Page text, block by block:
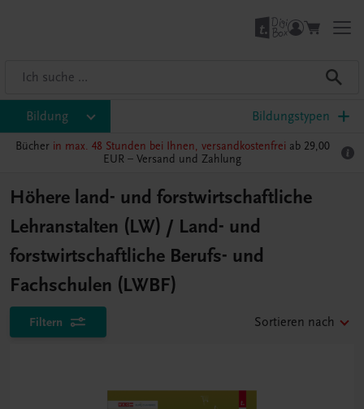
Bildung Bildungstypen
Bücher in max. 48 Stunden bei Ihnen, versandkostenfrei ab 29,00
EUR – Versand und Zahlung
Höhere land- und forstwirtschaftliche
Lehranstalten (LW) / Land- und
forstwirtschaftliche Berufs- und
Fachschulen (LWBF)
Filtern Sortieren nach